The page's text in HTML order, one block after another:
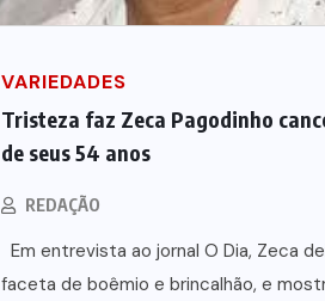
VARIEDADES
Tristeza faz Zeca Pagodinho
de seus 54 anos
REDAÇÃO
Em entrevista ao jornal O Dia, Zeca
faceta de boêmio e brincalhão, e